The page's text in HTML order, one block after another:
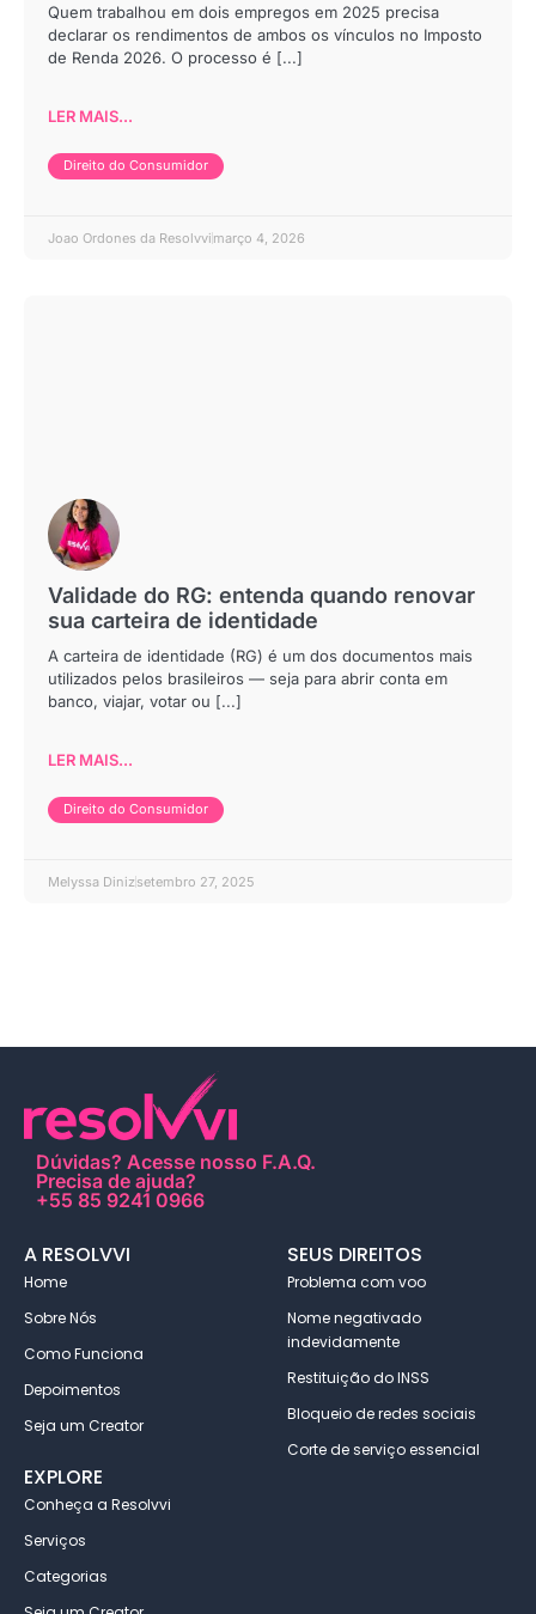
Quem trabalhou em dois empregos em 2025 precisa
declarar os rendimentos de ambos os vínculos no Imposto
de Renda 2026. O processo é [...]
LER MAIS...
Direito do Consumidor
Joao Ordones da Resolvvi março 4, 2026
Validade do RG: entenda quando renovar
sua carteira de identidade
A carteira de identidade (RG) é um dos documentos mais
utilizados pelos brasileiros — seja para abrir conta em
banco, viajar, votar ou [...]
LER MAIS...
Direito do Consumidor
Melyssa Diniz setembro 27, 2025
Dúvidas? Acesse nosso F.A.Q.
Precisa de ajuda?
+55 85 9241 0966
A RESOLVVI
Home
Sobre Nós
Como Funciona
Depoimentos
Seja um Creator
SEUS DIREITOS
Problema com voo
Nome negativado
indevidamente
Restituição do INSS
Bloqueio de redes sociais
Corte de serviço essencial
EXPLORE
Conheça a Resolvvi
Serviços
Categorias